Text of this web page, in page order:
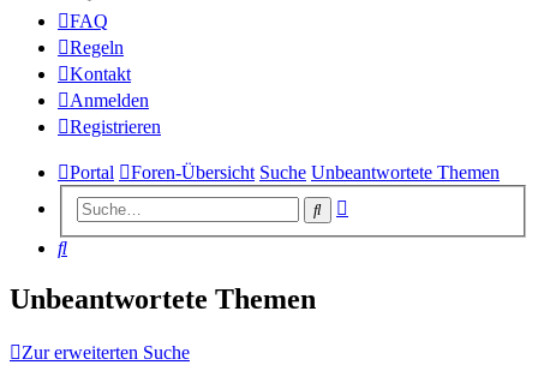
FAQ
Regeln
Kontakt
Anmelden
Registrieren
Portal Foren-Übersicht Suche Unbeantwortete Themen
Suche
Suche
Unbeantwortete Themen
Zur erweiterten Suche